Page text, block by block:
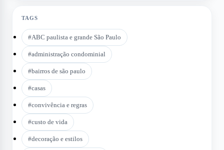
TAGS
#ABC paulista e grande São Paulo
#administração condominial
#bairros de são paulo
#casas
#convivência e regras
#custo de vida
#decoração e estilos